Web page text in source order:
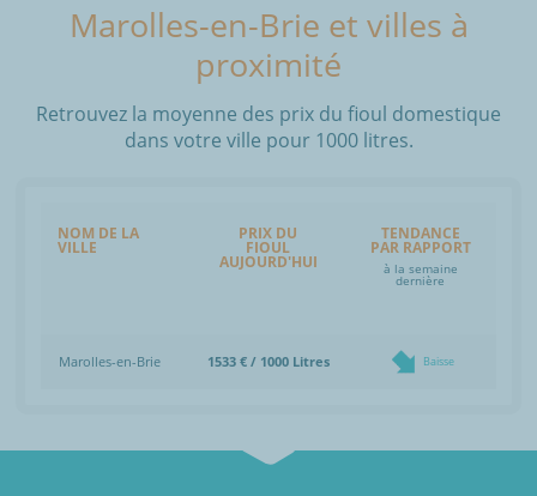
Marolles-en-Brie et villes à
proximité
Retrouvez la moyenne des prix du fioul domestique
dans votre ville pour 1000 litres.
NOM DE LA
VILLE
PRIX DU
FIOUL
AUJOURD'HUI
TENDANCE
PAR RAPPORT
à la semaine
dernière
Marolles-en-Brie 1533 € / 1000 Litres Baisse